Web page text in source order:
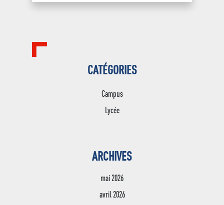
CATÉGORIES
Campus
Lycée
ARCHIVES
mai 2026
avril 2026